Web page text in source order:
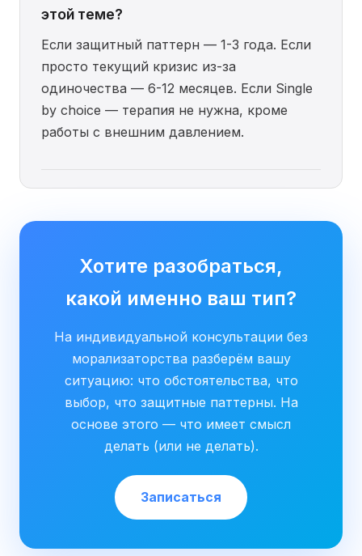
этой теме?
Если защитный паттерн — 1-3 года. Если
просто текущий кризис из-за
одиночества — 6-12 месяцев. Если Single
by choice — терапия не нужна, кроме
работы с внешним давлением.
Хотите разобраться,
какой именно ваш тип?
На индивидуальной консультации без
морализаторства разберём вашу
ситуацию: что обстоятельства, что
выбор, что защитные паттерны. На
основе этого — что имеет смысл
делать (или не делать).
Записаться